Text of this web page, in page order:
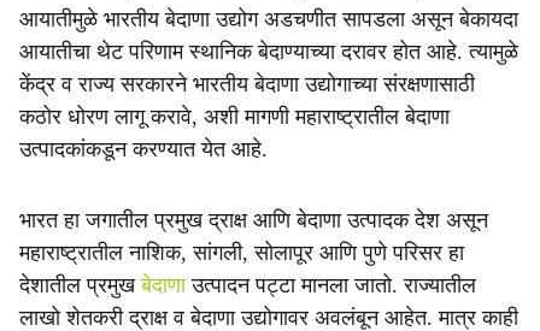
r
e
आयातीमुळे भारतीय बेदाणा उद्योग अडचणीत सापडला असून बेकायदा
आयातीचा थेट परिणाम स्थानिक बेदाण्याच्या दरावर होत आहे. त्यामुळे
केंद्र व राज्य सरकारने भारतीय बेदाणा उद्योगाच्या संरक्षणासाठी
कठोर धोरण लागू करावे, अशी मागणी महाराष्ट्रातील बेदाणा
उत्पादकांकडून करण्यात येत आहे.
भारत हा जगातील प्रमुख द्राक्ष आणि बेदाणा उत्पादक देश असून
महाराष्ट्रातील नाशिक, सांगली, सोलापूर आणि पुणे परिसर हा
देशातील प्रमुखबेदाणाउत्पादन पट्टा मानला जातो. राज्यातील
लाखो शेतकरी द्राक्ष व बेदाणा उद्योगावर अवलंबून आहेत. मात्र काही